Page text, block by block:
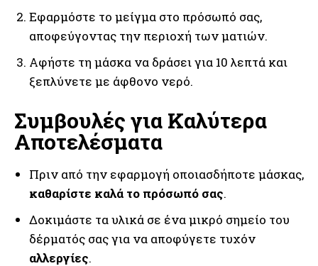
Εφαρμόστε το μείγμα στο πρόσωπό σας,
αποφεύγοντας την περιοχή των ματιών.
Αφήστε τη μάσκα να δράσει για 10 λεπτά και
ξεπλύνετε με άφθονο νερό.
Συμβουλές για Καλύτερα
Αποτελέσματα
Πριν από την εφαρμογή οποιασδήποτε μάσκας,
καθαρίστε καλά το πρόσωπό σας.
Δοκιμάστε τα υλικά σε ένα μικρό σημείο του
δέρματός σας για να αποφύγετε τυχόν
αλλεργίες.